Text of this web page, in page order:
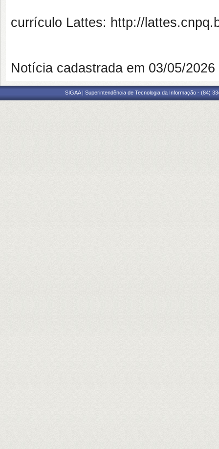
currículo Lattes: http://
Notícia cadastrada em 03/05/
SIGAA | Superintendência de Tecnologia da Informação - (84)